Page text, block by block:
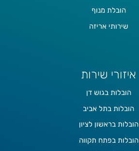
הובלת מנוף
שירותי אריזה
איזורי שירות
הובלות בגוש דן
הובלות בתל אביב
הובלות בראשון לציון
הובלות בפתח תקווה